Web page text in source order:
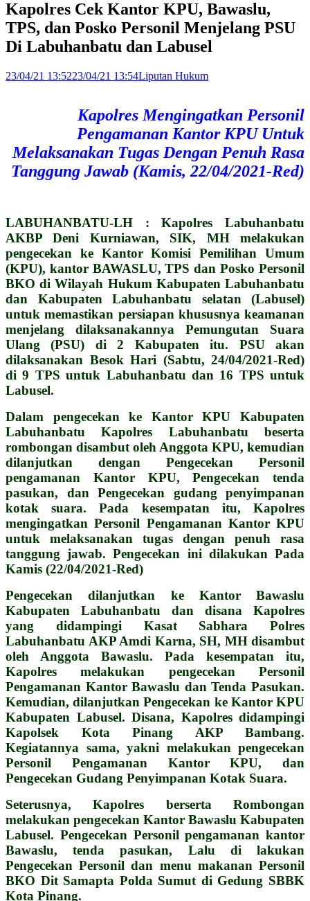
Kapolres Cek Kantor KPU, Bawaslu,
TPS, dan Posko Personil Menjelang PSU
Di Labuhanbatu dan Labusel
23/04/21 13:5223/04/21 13:54Liputan Hukum
Kapolres Mengingatkan Personil
Pengamanan Kantor KPU Untuk
Melaksanakan Tugas Dengan Penuh Rasa
Tanggung Jawab (Kamis, 22/04/2021-Red)
LABUHANBATU-LH : Kapolres Labuhanbatu
AKBP Deni Kurniawan, SIK, MH melakukan
pengecekan ke Kantor Komisi Pemilihan Umum
(KPU), kantor BAWASLU, TPS dan Posko Personil
BKO di Wilayah Hukum Kabupaten Labuhanbatu
dan Kabupaten Labuhanbatu selatan (Labusel)
untuk memastikan persiapan khususnya keamanan
menjelang dilaksanakannya Pemungutan Suara
Ulang (PSU) di 2 Kabupaten itu. PSU akan
dilaksanakan Besok Hari (Sabtu, 24/04/2021-Red)
di 9 TPS untuk Labuhanbatu dan 16 TPS untuk
Labusel.
Dalam pengecekan ke Kantor KPU Kabupaten
Labuhanbatu Kapolres Labuhanbatu beserta
rombongan disambut oleh Anggota KPU, kemudian
dilanjutkan dengan Pengecekan Personil
pengamanan Kantor KPU, Pengecekan tenda
pasukan, dan Pengecekan gudang penyimpanan
kotak suara. Pada kesempatan itu, Kapolres
mengingatkan Personil Pengamanan Kantor KPU
untuk melaksanakan tugas dengan penuh rasa
tanggung jawab. Pengecekan ini dilakukan Pada
Kamis (22/04/2021-Red)
Pengecekan dilanjutkan ke Kantor Bawaslu
Kabupaten Labuhanbatu dan disana Kapolres
yang didampingi Kasat Sabhara Polres
Labuhanbatu AKP Amdi Karna, SH, MH disambut
oleh Anggota Bawaslu. Pada kesempatan itu,
Kapolres melakukan pengecekan Personil
Pengamanan Kantor Bawaslu dan Tenda Pasukan.
Kemudian, dilanjutkan Pengecekan ke Kantor KPU
Kabupaten Labusel. Disana, Kapolres didampingi
Kapolsek Kota Pinang AKP Bambang.
Kegiatannya sama, yakni melakukan pengecekan
Personil Pengamanan Kantor KPU, dan
Pengecekan Gudang Penyimpanan Kotak Suara.
Seterusnya, Kapolres berserta Rombongan
melakukan pengecekan Kantor Bawaslu Kabupaten
Labusel. Pengecekan Personil pengamanan kantor
Bawaslu, tenda pasukan, Lalu di lakukan
Pengecekan Personil dan menu makanan Personil
BKO Dit Samapta Polda Sumut di Gedung SBBK
Kota Pinang.